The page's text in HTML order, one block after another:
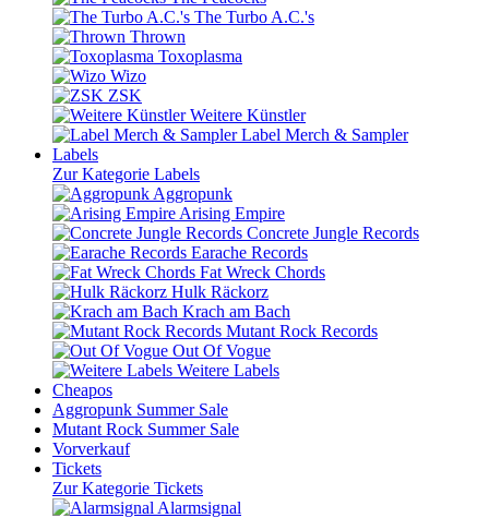
The Turbo A.C.'s
Thrown
Toxoplasma
Wizo
ZSK
Weitere Künstler
Label Merch & Sampler
Labels
Zur Kategorie Labels
Aggropunk
Arising Empire
Concrete Jungle Records
Earache Records
Fat Wreck Chords
Hulk Räckorz
Krach am Bach
Mutant Rock Records
Out Of Vogue
Weitere Labels
Cheapos
Aggropunk Summer Sale
Mutant Rock Summer Sale
Vorverkauf
Tickets
Zur Kategorie Tickets
Alarmsignal